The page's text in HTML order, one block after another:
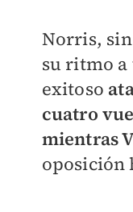
Norris,
su ritmo
exitoso
cuatro
mientras
oposición